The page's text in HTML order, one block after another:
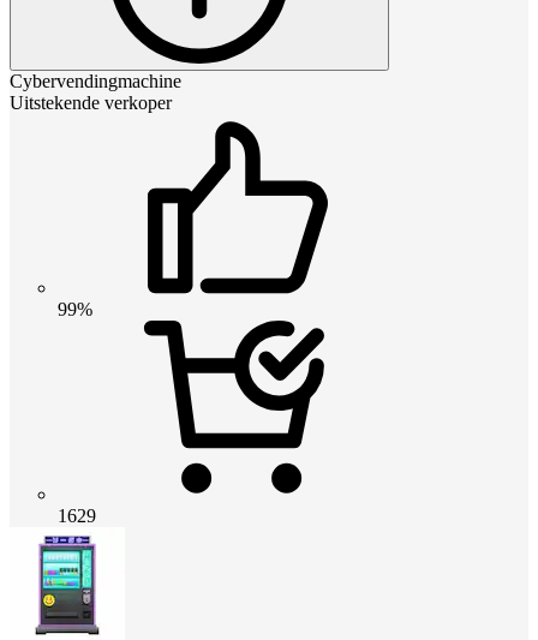
Cybervendingmachine
Uitstekende verkoper
99%
1629